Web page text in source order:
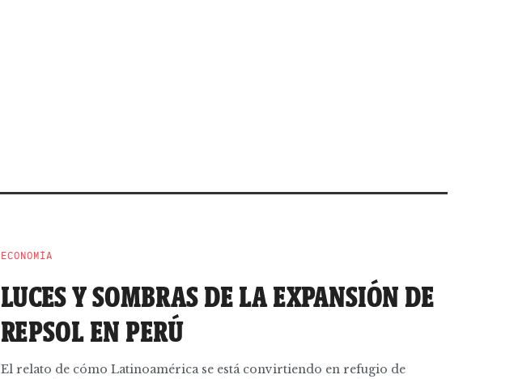
ECONOMÍA
LUCES Y SOMBRAS DE LA EXPANSIÓN DE
REPSOL EN PERÚ
El relato de cómo Latinoamérica se está convirtiendo en refugio de